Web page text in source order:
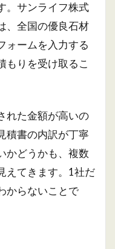
。サンライフ株式
、全国の優良石材
ォームを入力する
もりを受け取るこ
れた金額が高いの
積書の内訳が丁寧
かどうかも、複数
えてきます。1社だ
からないことで